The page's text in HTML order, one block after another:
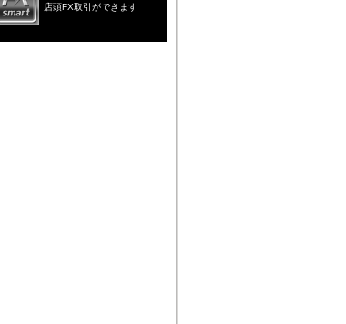
店頭FX取引ができます